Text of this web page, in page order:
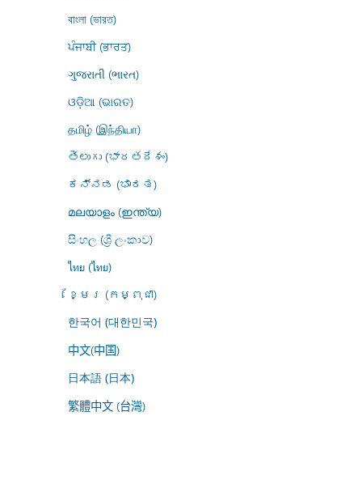
বাংলা (ভারত)
ਪੰਜਾਬੀ (ਭਾਰਤ)
ગુજરાતી (ભારત)
ଓଡ଼ିଆ (ଭାରତ)
தமிழ் (இந்தியா)
తెలుగు (భారతదేశం)
ಕನ್ನಡ (ಭಾರತ)
മലയാളം (ഇന്ത്യ)
සිංහල (ශ්‍රී ලංකාව)
ไทย (ไทย)
ខ្មែរ (កម្ពុជា)
한국어 (대한민국)
中文(中国)
日本語 (日本)
繁體中文 (台灣)